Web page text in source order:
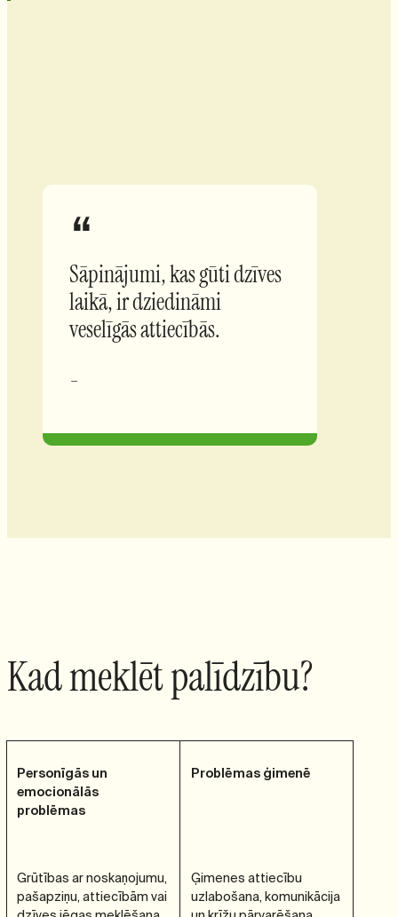
Sāpinājumi, kas gūti dzīves
laikā, ir dziedināmi
veselīgās attiecībās.
-
Kad meklēt palīdzību?
Personīgās un
emocionālās
problēmas
Grūtības ar noskaņojumu,
pašapziņu, attiecībām vai
Problēmas ģimenē
Ģimenes attiecību
uzlabošana, komunikācija